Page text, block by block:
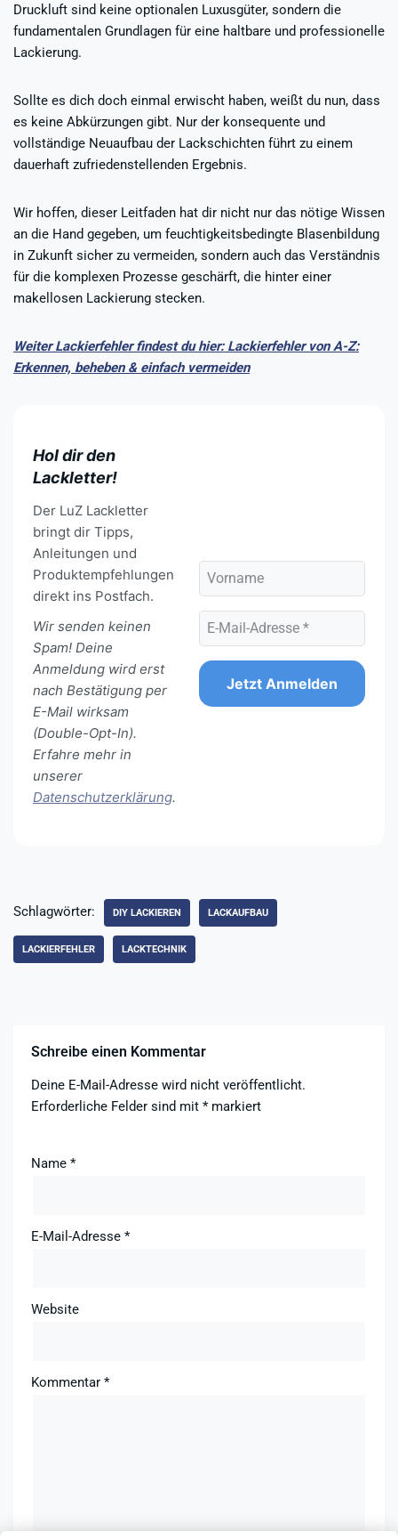
Druckluft sind keine optionalen Luxusgüter, sondern die
fundamentalen Grundlagen für eine haltbare und professionelle
Lackierung.
Sollte es dich doch einmal erwischt haben, weißt du nun, dass
es keine Abkürzungen gibt. Nur der konsequente und
vollständige Neuaufbau der Lackschichten führt zu einem
dauerhaft zufriedenstellenden Ergebnis.
Wir hoffen, dieser Leitfaden hat dir nicht nur das nötige Wissen
an die Hand gegeben, um feuchtigkeitsbedingte Blasenbildung
in Zukunft sicher zu vermeiden, sondern auch das Verständnis
für die komplexen Prozesse geschärft, die hinter einer
makellosen Lackierung stecken.
Weiter Lackierfehler findest du hier: Lackierfehler von A-Z:
Erkennen, beheben & einfach vermeiden
Hol dir den
Lackletter!
Der LuZ Lackletter
bringt dir Tipps,
Anleitungen und
Produktempfehlungen
direkt ins Postfach.
Wir senden keinen
Spam! Deine
Anmeldung wird erst
nach Bestätigung per
E-Mail wirksam
(Double-Opt-In).
Erfahre mehr in
unserer
Datenschutzerklärung.
Schlagwörter: DIY LACKIEREN LACKAUFBAU
LACKIERFEHLER LACKTECHNIK
Schreibe einen Kommentar
Deine E-Mail-Adresse wird nicht veröffentlicht.
Erforderliche Felder sind mit *markiert
Name *
E-Mail-Adresse *
Website
Kommentar *